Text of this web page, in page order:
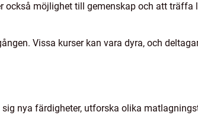
möjlighet till gemenskap och att träffa
Vissa kurser kan vara dyra, och
nya färdigheter, utforska olika